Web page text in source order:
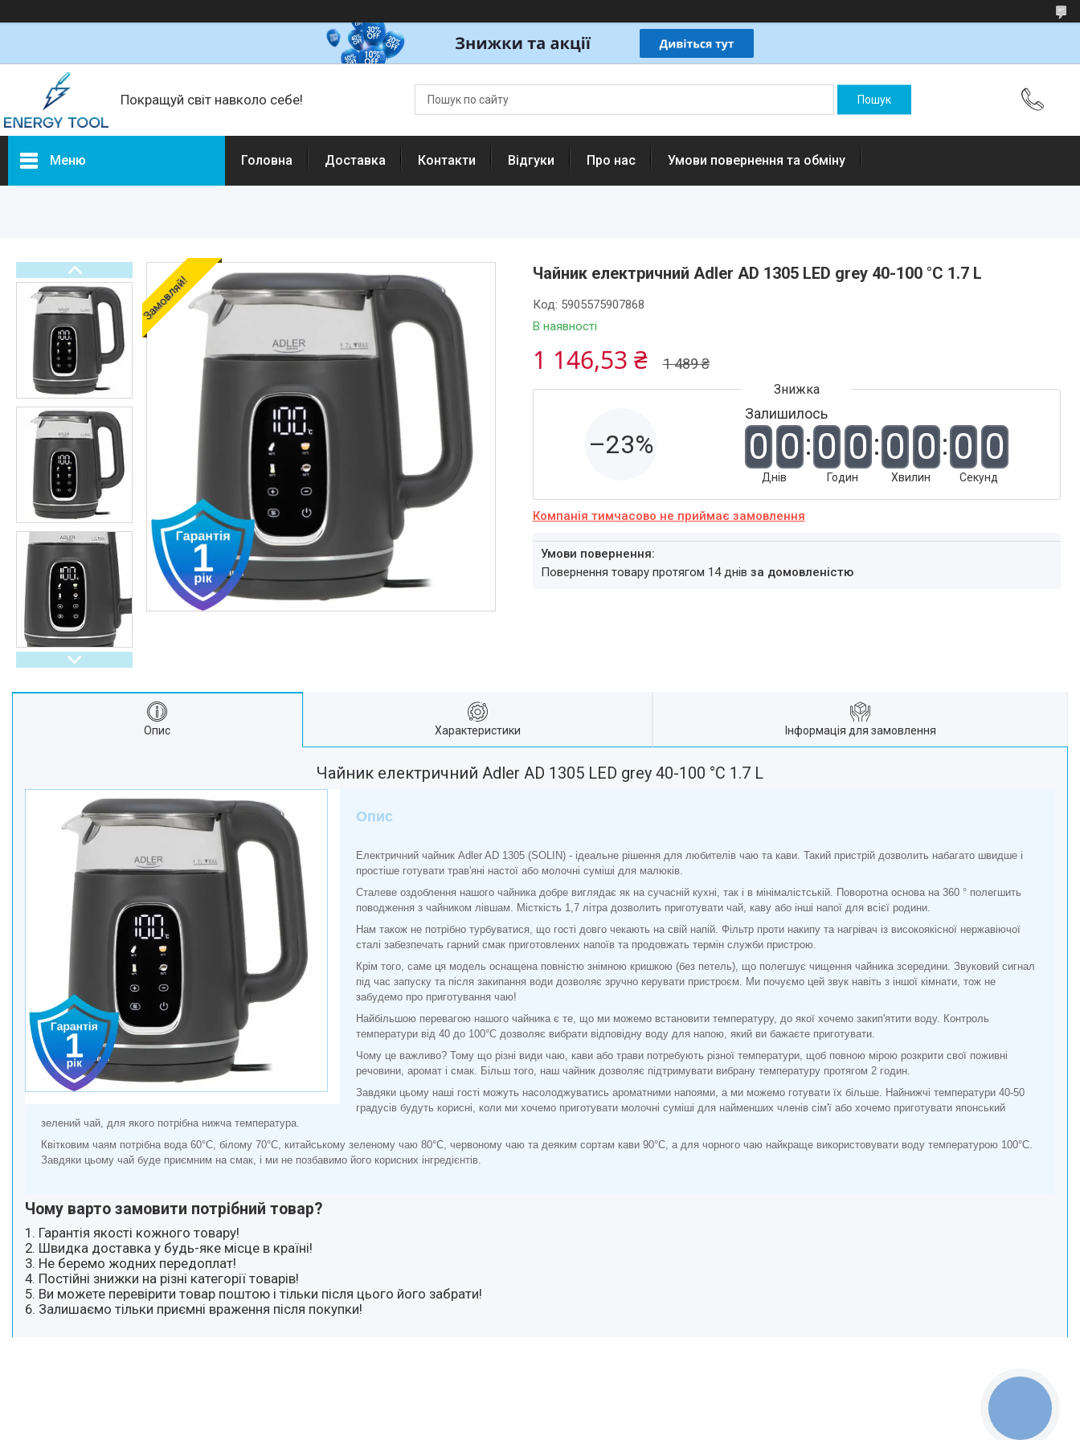
Покращуй світ навколо себе!
Меню
Техніка для кухні
Кліматична техніка
Товари для дому
Будівельне обладнання та
інструмент
Oбладнання та пристрої
Садово-паркова техніка
Дача, сад і город
Енергонезалежність
Активний відпочинок, туризм
та хобі
Краса та здоровʼя
Автотовари
Техніка для кухні
Техніка для дому
Електроніка
Краса та Здоров'я
Спорт і туризм
Посуд
Для тварин
Світ інструмента
Техніка для Кухні
Для тварин
Продукти Живлення
Світ інструмента
Побутова Хімія
Головна Доставка Контакти Відгуки Про нас Умови повернення та обміну
Замовляй!
Чайник електричний Adler AD 1305 LED grey 40-100 °C 1.7 L
В наявності
Код: 5905575907868
1 489 ₴
1 146,53 ₴
–23%
Залишилось
0 0
Днів
0 0
Годин
0 0
Хвилин
0 0
Секунд
Компанія тимчасово не приймає замовлення
повернення товару протягом 14 днів за домовленістю
Опис Характеристики Інформація для замовлення
Чайник електричний Adler AD 1305 LED grey 40-100 °C 1.7 L
Опис
Електричний чайник Adler AD 1305 (SOLIN) - ідеальне рішення для любителів чаю та кави. Такий пристрій дозволить набагато швидше і
простіше готувати трав'яні настої або молочні суміші для малюків.
Сталеве оздоблення нашого чайника добре виглядає як на сучасній кухні, так і в мінімалістській. Поворотна основа на 360 ° полегшить
поводження з чайником лівшам. Місткість 1,7 літра дозволить приготувати чай, каву або інші напої для всієї родини.
Нам також не потрібно турбуватися, що гості довго чекають на свій напій. Фільтр проти накипу та нагрівач із високоякісної нержавіючої
сталі забезпечать гарний смак приготовлених напоїв та продовжать термін служби пристрою.
Крім того, саме ця модель оснащена повністю знімною кришкою (без петель), що полегшує чищення чайника зсередини. Звуковий сигнал
під час запуску та після закипання води дозволяє зручно керувати пристроєм. Ми почуємо цей звук навіть з іншої кімнати, тож не
забудемо про приготування чаю!
Найбільшою перевагою нашого чайника є те, що ми можемо встановити температуру, до якої хочемо закип'ятити воду. Контроль
температури від 40 до 100°C дозволяє вибрати відповідну воду для напою, який ви бажаєте приготувати.
Чому це важливо? Тому що різні види чаю, кави або трави потребують різної температури, щоб повною мірою розкрити свої поживні
речовини, аромат і смак. Більш того, наш чайник дозволяє підтримувати вибрану температуру протягом 2 годин.
Завдяки цьому наші гості можуть насолоджуватись ароматними напоями, а ми можемо готувати їх більше. Найнижчі температури 40-50
градусів будуть корисні, коли ми хочемо приготувати молочні суміші для найменших членів сім'ї або хочемо приготувати японський
зелений чай, для якого потрібна нижча температура.
Квітковим чаям потрібна вода 60°C, білому 70°C, китайському зеленому чаю 80°C, червоному чаю та деяким сортам кави 90°C, а для чорного чаю найкраще використовувати воду температурою 100°C.
Завдяки цьому чай буде приємним на смак, і ми не позбавимо його корисних інгредієнтів.
Чому варто замовити потрібний товар?
1. Гарантія якості кожного товару!
2. Швидка доставка у будь-яке місце в країні!
3. Не беремо жодних передоплат!
4. Постійні знижки на різні категорії товарів!
5. Ви можете перевірити товар поштою і тільки після цього його забрати!
6. Залишаємо тільки приємні враження після покупки!